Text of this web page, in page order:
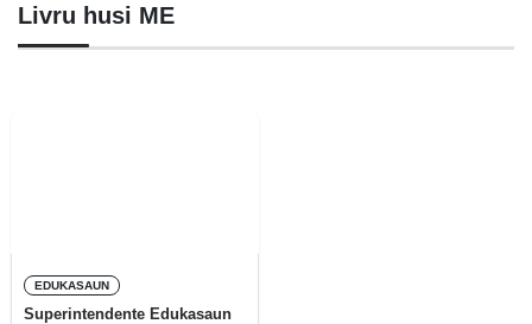
Livru husi ME
EDUKASAUN
Superintendente Edukasaun